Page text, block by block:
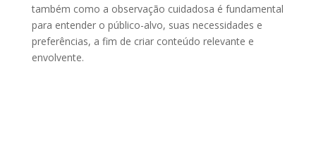
também como a observação cuidadosa é fundamental
para entender o público-alvo, suas necessidades e
preferências, a fim de criar conteúdo relevante e
envolvente.